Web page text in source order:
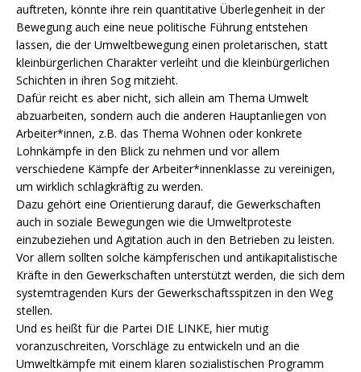
auftreten, könnte ihre rein quantitative Überlegenheit in der
Bewegung auch eine neue politische Führung entstehen
lassen, die der Umweltbewegung einen proletarischen, statt
kleinbürgerlichen Charakter verleiht und die kleinbürgerlichen
Schichten in ihren Sog mitzieht.
Dafür reicht es aber nicht, sich allein am Thema Umwelt
abzuarbeiten, sondern auch die anderen Hauptanliegen von
Arbeiter*innen, z.B. das Thema Wohnen oder konkrete
Lohnkämpfe in den Blick zu nehmen und vor allem
verschiedene Kämpfe der Arbeiter*innenklasse zu vereinigen,
um wirklich schlagkräftig zu werden.
Dazu gehört eine Orientierung darauf, die Gewerkschaften
auch in soziale Bewegungen wie die Umweltproteste
einzubeziehen und Agitation auch in den Betrieben zu leisten.
Vor allem sollten solche kämpferischen und antikapitalistische
Kräfte in den Gewerkschaften unterstützt werden, die sich dem
systemtragenden Kurs der Gewerkschaftsspitzen in den Weg
stellen.
Und es heißt für die Partei DIE LINKE, hier mutig
voranzuschreiten, Vorschläge zu entwickeln und an die
Umweltkämpfe mit einem klaren sozialistischen Programm